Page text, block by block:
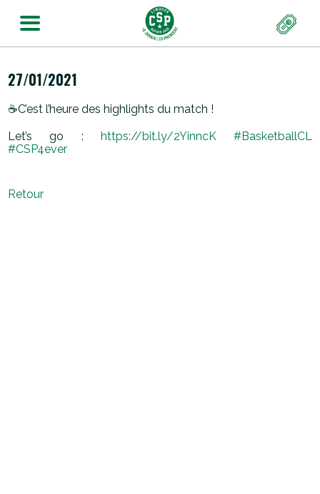
27/01/2021
☕️C’est l’heure des highlights du match !
Let’s go : https://bit.ly/2YinncK
#BasketballCL
#CSP4ever
Retour